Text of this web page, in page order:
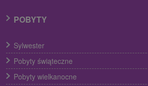
POBYTY
Sylwester
Pobyty świąteczne
Pobyty wielkanocne